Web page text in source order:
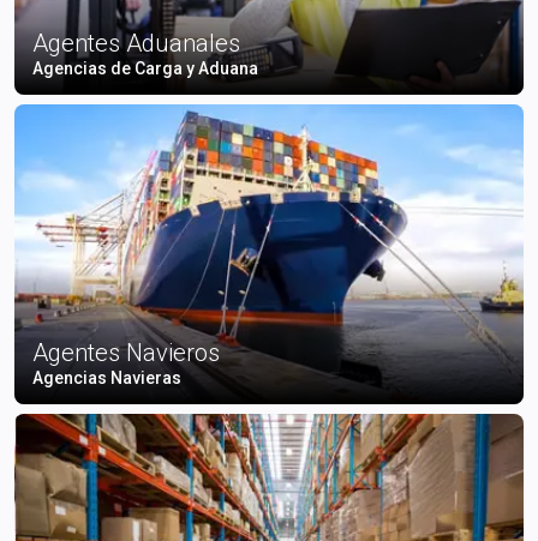
Agentes Aduanales
Agencias de Carga y Aduana
Agentes Navieros
Agencias Navieras